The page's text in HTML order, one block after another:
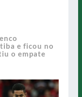
e ficou no
o empate